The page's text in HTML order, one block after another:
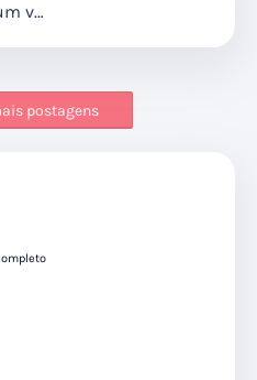
v…
postagens